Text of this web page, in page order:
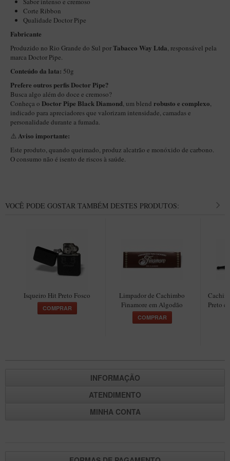
New Rose Polido
Petrus
Piccolo
Premium
Sextavado
Zuccardi
Callia
Encerado
Hobby
Speciale
Barolo
Maestro – Briar Italiano
Churchwarden – Briar Italiano
Jateado
MONTE SEU KIT/INICIANTES
Corte Ribbon
Qualidade Doctor Pipe
Fabricante
Produzido no Rio Grande do Sul porTabacco Way Ltda, responsável pela
marca Doctor Pipe.
Conteúdo da lata: 50g
Prefere outros perfis Doctor Pipe?
Busca algo além do doce e cremoso?
Conheça o Doctor Pipe Black Diamond, um blend robusto e complexo,
indicado para apreciadores que valorizam intensidade, camadas e
personalidade durante a fumada.
⚠️Aviso importante:
Este produto, quando queimado, produz alcatrão e monóxido de carbono.
O consumo não é isento de riscos à saúde.
VOCÊ PODE GOSTAR TAMBÉM DESTES PRODUTOS:
Isqueiro Hit Preto Fosco
COMPRAR
Limpador de Cachimbo
Finamore em Algodão
COMPRAR
Preto
INFORMAÇÃO
ATENDIMENTO
MINHA CONTA